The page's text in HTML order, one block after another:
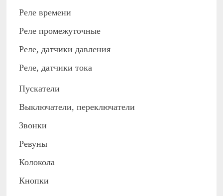
Реле времени
Реле промежуточные
Реле, датчики давления
Реле, датчики тока
Пускатели
Выключатели, переключатели
Звонки
Ревуны
Колокола
Кнопки